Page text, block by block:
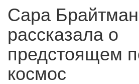
Сара Брайтман
рассказала о
предстоящем
космос